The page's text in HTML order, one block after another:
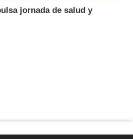
jornada de salud y